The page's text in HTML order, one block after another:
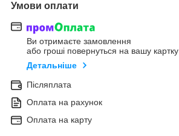
Умови оплати
Ви отримаєте замовлення
або гроші повернуться на вашу картку
Детальніше
Післяплата
Оплата на рахунок
Оплата на карту